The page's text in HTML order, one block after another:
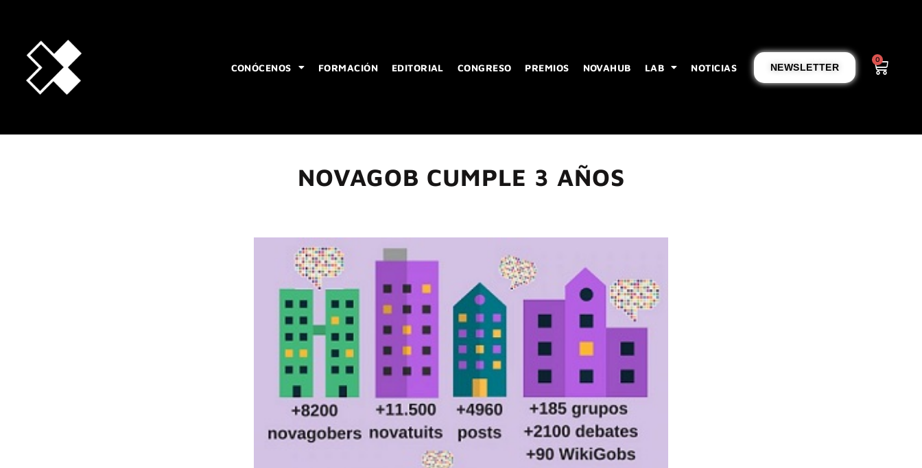
CONÓCENOS FORMACIÓN EDITORIAL CONGRESO PREMIOS NOVAHUB LAB NOTICIAS NEWSLETTER
0
NOVAGOB CUMPLE 3 AÑOS